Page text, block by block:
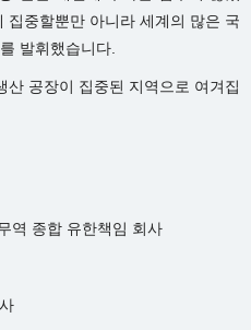
집중할뿐만 아니라 세계의 많은 국
발휘했습니다.
산 공장이 집중된 지역으로 여겨집
역 종합 유한책임 회사